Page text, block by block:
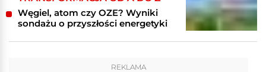
Węgiel, atom czy OZE? Wyniki
sondażu o przyszłości energetyki
REKLAMA